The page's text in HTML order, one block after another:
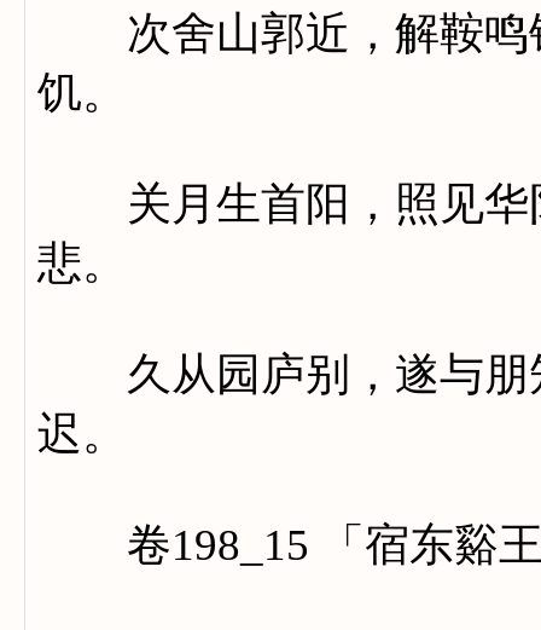
次舍山郭近，解鞍鸣
饥。
关月生首阳，照见华
悲。
久从园庐别，遂与朋
迟。
卷198_15 「宿东谿王